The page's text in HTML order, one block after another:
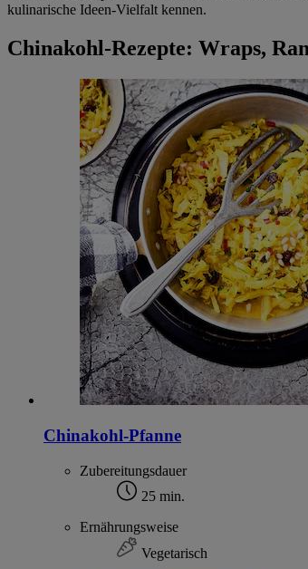
kulinarische Ideen-Vielfalt kennen.
Chinakohl-Rezepte: Wraps,
Chinakohl-Pfanne
Zubereitungsdauer
25 min.
Ernährungsweise
Vegetarisch